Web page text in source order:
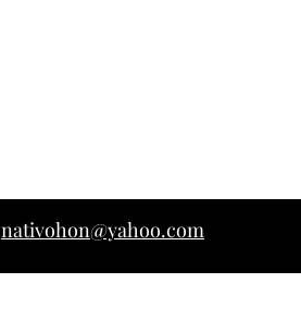
nativohon@yahoo.com